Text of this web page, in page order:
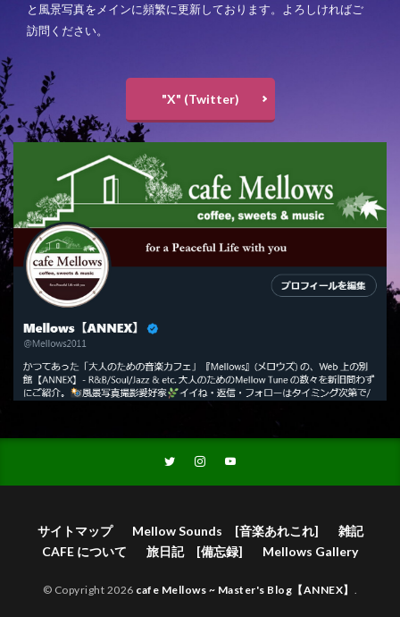
と風景写真をメインに頻繁に更新しております。よろしければご
訪問ください。
"X" (Twitter)
サイトマップ Mellow Sounds [音楽あれこれ]
雑記
CAFE について
旅日記 [備忘録] Mellows Gallery
© Copyright 2026 cafe Mellows ~ Master's Blog【ANNEX】